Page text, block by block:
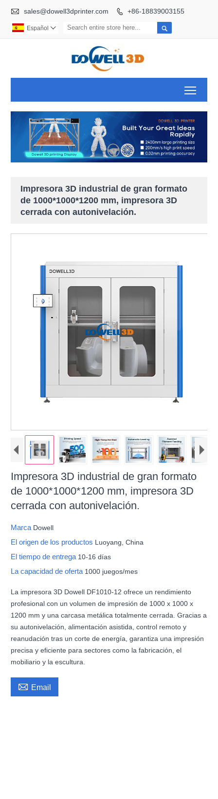
 sales@dowell3dprinter.com  +86-18839003155

Español 
Impresora 3D industrial de gran formato
de 1000*1000*1200 mm, impresora 3D
cerrada con autonivelación.
Impresora 3D industrial de gran formato
de 1000*1000*1200 mm, impresora 3D
cerrada con autonivelación.
Marca Dowell
El origen de los productos Luoyang, China
El tiempo de entrega 10-16 días
La capacidad de oferta 1000 juegos/mes
La impresora 3D Dowell DF1010-12 ofrece un rendimiento
profesional con un volumen de impresión de 1000 x 1000 x
1200 mm y una carcasa metálica totalmente cerrada. Gracias a
su autonivelación, alimentación asistida, control remoto y
reanudación tras un corte de energía, garantiza una impresión
precisa y eficiente para sectores como la fabricación, el
mobiliario y la escultura.
 Email